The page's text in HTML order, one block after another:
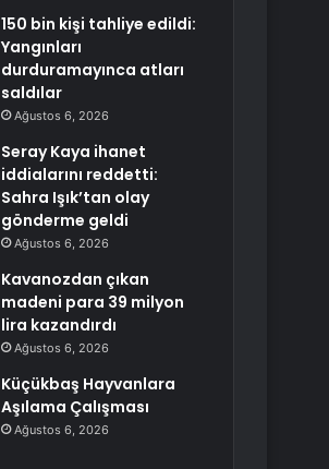
150 bin kişi tahliye edildi:
Yangınları
durduramayınca atları
saldılar
Ağustos 6, 2026
Seray Kaya ihanet
iddialarını reddetti:
Sahra Işık’tan olay
gönderme geldi
Ağustos 6, 2026
Kavanozdan çıkan
madeni para 39 milyon
lira kazandırdı
Ağustos 6, 2026
Küçükbaş Hayvanlara
Aşılama Çalışması
Ağustos 6, 2026